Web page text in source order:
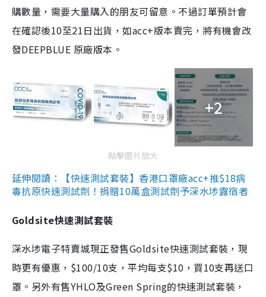
購數量，需要大量購入的朋友可留意。不過訂單預計會
在確認後10至21日出貨，如acc+版本賣完，將有機會改
發DEEPBLUE 原廠版本。
+2
點擊圖片放大
延伸閱讀：【快速測試套裝】香港口罩廠acc+推$18病
毒抗原快速測試劑！捐贈10萬盒測試劑予深水埗露宿者
Goldsite快速測試套裝
深水埗電子特賣城現正發售Goldsite快速測試套裝，現
時更有優惠，$100/10支，平均每支$10，買10支再送口
罩。另外有售YHLO及Green Spring的快速測試套裝，